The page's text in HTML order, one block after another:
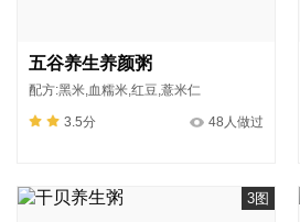
五谷养生养颜粥
配方:黑米,血糯米,红豆,薏米仁
3.5分 48人做过
3图